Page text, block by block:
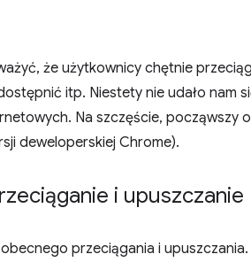
że użytkownicy chętnie
itp. Niestety nie udało nam
Na szczęście, począwszy
deweloperskiej Chrome).
i upuszczanie
przeciągania i upuszczania.